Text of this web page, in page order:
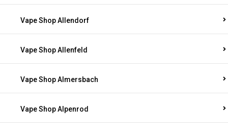
Vape Shop Allendorf
Vape Shop Allenfeld
Vape Shop Almersbach
Vape Shop Alpenrod